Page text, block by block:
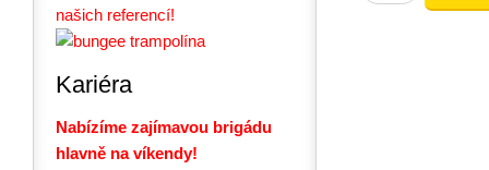
našich referencí!
Kariéra
Nabízíme zajímavou brigádu
hlavně na víkendy!